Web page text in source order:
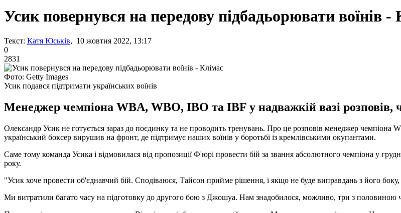
Усик повернувся на передову підбадьорювати воїнів -
Текст: Катя Юськів, 10 жовтня 2022, 13:17
0
2831
Фото: Getty Images
Усик подався підтримати українських воїнів
Менеджер чемпіона WBA, WBO, IBO та IBF у надважкій вазі розповів,
Олександр Усик не готується зараз до поєдинку та не проводить тренувань. Про це розповів менеджер
український боксер вирушив на фронт, де підтримує наших воїнів у боротьбі із кремлівськими окупантами.
Саме тому команда Усика і відмовилася від пропозиції Ф'юрі провести бій за звання абсолютного чемпіона у
року.
"Усик хоче провести об'єднавчий бій. Сподіваюся, Тайсон прийме рішення, і якщо не буде виправдань з його
Ми витратили багато часу на підготовку до другого бою з Джошуа. Нам знадобилося, можливо, три з половиною